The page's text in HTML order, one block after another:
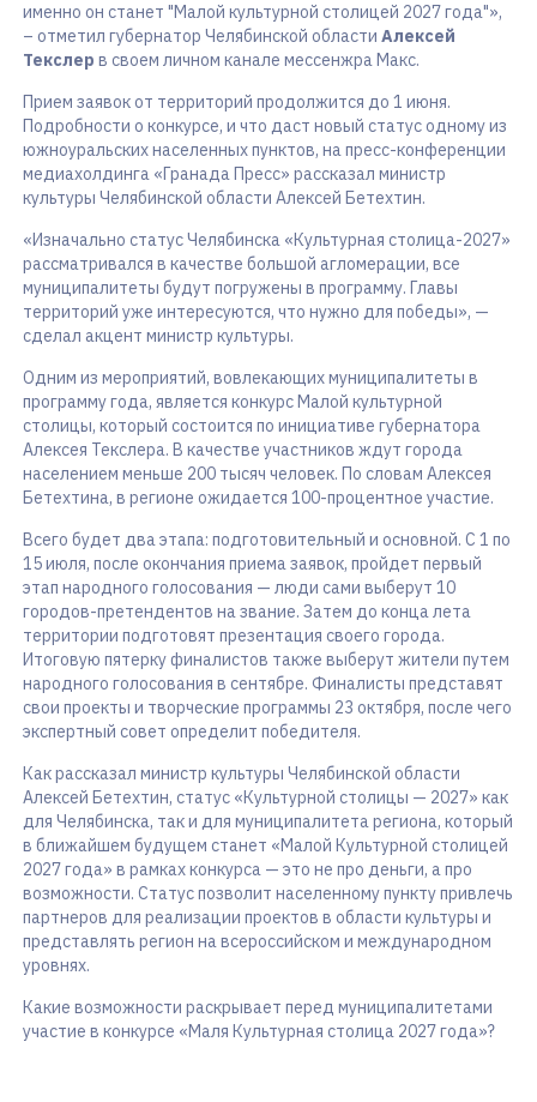
именно он станет "Малой культурной столицей 2027 года"»,
– отметил губернатор Челябинской области Алексей
Текслер в своем личном канале мессенжра Макс.
Прием заявок от территорий продолжится до 1 июня.
Подробности о конкурсе, и что даст новый статус одному из
южноуральских населенных пунктов, на пресс-конференции
медиахолдинга «Гранада Пресс» рассказал министр
культуры Челябинской области Алексей Бетехтин.
«Изначально статус Челябинска «Культурная столица-2027»
рассматривался в качестве большой агломерации, все
муниципалитеты будут погружены в программу. Главы
территорий уже интересуются, что нужно для победы», —
сделал акцент министр культуры.
Одним из мероприятий, вовлекающих муниципалитеты в
программу года, является конкурс Малой культурной
столицы, который состоится по инициативе губернатора
Алексея Текслера. В качестве участников ждут города
населением меньше 200 тысяч человек. По словам Алексея
Бетехтина, в регионе ожидается 100-процентное участие.
Всего будет два этапа: подготовительный и основной. С 1 по
15 июля, после окончания приема заявок, пройдет первый
этап народного голосования — люди сами выберут 10
городов-претендентов на звание. Затем до конца лета
территории подготовят презентация своего города.
Итоговую пятерку финалистов также выберут жители путем
народного голосования в сентябре. Финалисты представят
свои проекты и творческие программы 23 октября, после чего
экспертный совет определит победителя.
Как рассказал министр культуры Челябинской области
Алексей Бетехтин, статус «Культурной столицы — 2027» как
для Челябинска, так и для муниципалитета региона, который
в ближайшем будущем станет «Малой Культурной столицей
2027 года» в рамках конкурса — это не про деньги, а про
возможности. Статус позволит населенному пункту привлечь
партнеров для реализации проектов в области культуры и
представлять регион на всероссийском и международном
уровнях.
Какие возможности раскрывает перед муниципалитетами
участие в конкурсе «Маля Культурная столица 2027 года»?